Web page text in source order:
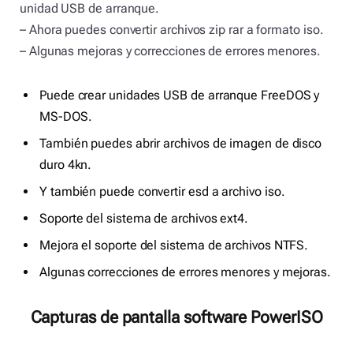
unidad USB de arranque.
– Ahora puedes convertir archivos zip rar a formato iso.
– Algunas mejoras y correcciones de errores menores.
Puede crear unidades USB de arranque FreeDOS y
MS-DOS.
También puedes abrir archivos de imagen de disco
duro 4kn.
Y también puede convertir esd a archivo iso.
Soporte del sistema de archivos ext4.
Mejora el soporte del sistema de archivos NTFS.
Algunas correcciones de errores menores y mejoras.
Capturas de pantalla software PowerISO